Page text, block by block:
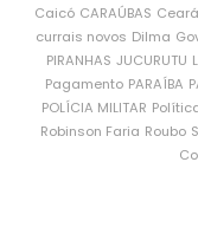
Caicó CARAÚBAS Ceará
currais novos Dilma
PIRANHAS JUCURUTU
Pagamento PARAÍBA
POLÍCIA MILITAR
Robinson Faria Roubo